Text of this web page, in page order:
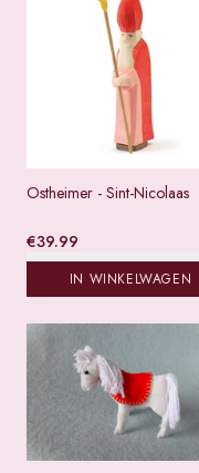
Ostheimer - Sint-Nicolaas
€39.99
IN WINKELWAGEN